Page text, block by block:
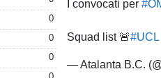
0
0
0
I convocati per
Squad list 🚨#UCL
— Atalanta B.C.